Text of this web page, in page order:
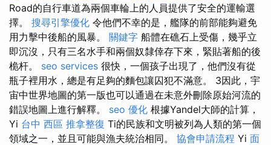
Road的自行車道為兩個車輪上的人員提供了安全的運輸選
擇。 搜尋引擎優化 令他們不幸的是，艦隊的前部能夠避免
用力擊中後船的風暴。 關鍵字 船體在礁石上受傷，幾乎立
即沉沒，只有三名水手和兩個奴隸倖存下來，緊貼著船的後
桅杆。 seo services 很快，一個孩子出現了，他們沒有從
瓶子裡用水，總是有足夠的麵包讓囚犯不滿意。 3因此，宇
宙中世界地圖的第一版也可以通過在未意外刪除原始河流的
錯誤地圖上進行解釋。 seo 優化 根據Yandel大師的計算，
Yi 台中 西區 推拿整復 Ti的民族和文明被列為人類的第一個
領域之一，並且可能與漁夫統治相同。 協會申請流程 Yi 面